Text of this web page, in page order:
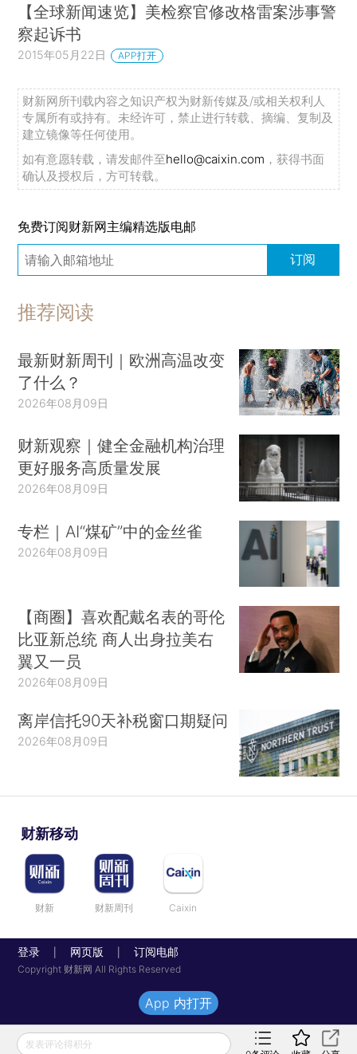
【全球新闻速览】美检察官修改格雷案涉事警
察起诉书
2015年05月22日 APP打开
财新网所刊载内容之知识产权为财新传媒及/或相关权利人
专属所有或持有。未经许可，禁止进行转载、摘编、复制及
建立镜像等任何使用。
如有意愿转载，请发邮件至hello@caixin.com ，获得书面
确认及授权后，方可转载。
免费订阅财新网主编精选版电邮
订阅
推荐阅读
最新财新周刊｜欧洲高温改变
了什么？
2026年08月09日
财新观察｜健全金融机构治理
更好服务高质量发展
2026年08月09日
专栏｜AI“煤矿”中的金丝雀
2026年08月09日
【商圈】喜欢配戴名表的哥伦
比亚新总统 商人出身拉美右
翼又一员
2026年08月09日
离岸信托90天补税窗口期疑问
2026年08月09日
财新移动
财新 财新周刊 Caixin
登录 网页版 订阅电邮
Copyright 财新网 All Rights Reserved
发表评论得积分
App 内打开